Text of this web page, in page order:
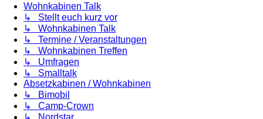
Wohnkabinen Talk
↳ Stellt euch kurz vor
↳ Wohnkabinen Talk
↳ Termine / Veranstaltungen
↳ Wohnkabinen Treffen
↳ Umfragen
↳ Smalltalk
Absetzkabinen / Wohnkabinen
↳ Bimobil
↳ Camp-Crown
↳ Nordstar